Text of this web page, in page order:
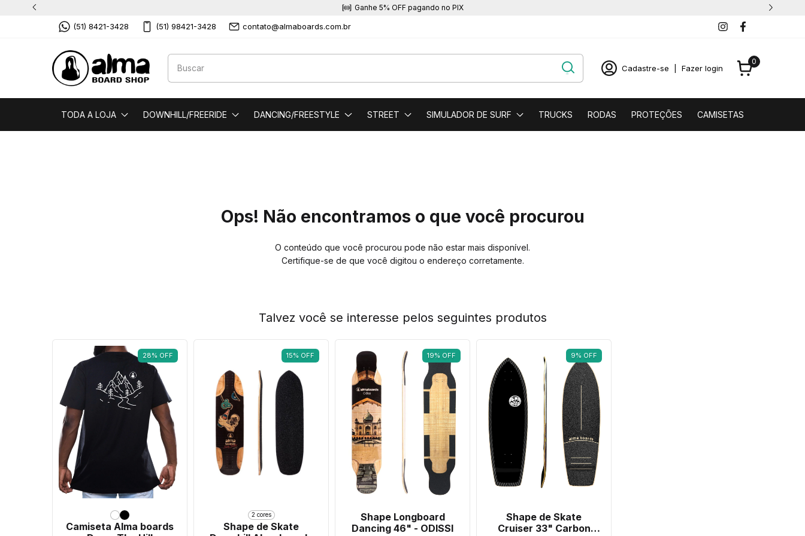
Ganhe 5% OFF pagando no PIX
(51) 8421-3428 (51) 98421-3428 contato@almaboards.com.br
Cadastre-se Fazer login
0
TODA A LOJA DOWNHILL/FREERIDE DANCING/FREESTYLE STREET SIMULADOR DE SURF TRUCKS RODAS PROTEÇÕES CAMISETAS
Ops! Não encontramos o que você procurou
O conteúdo que você procurou pode não estar mais disponível.
Certifique-se de que você digitou o endereço corretamente.
Talvez você se interesse pelos seguintes produtos
28% OFF
Camiseta Alma boards
15% OFF
2 cores
Shape de Skate
19% OFF
Shape Longboard
Dancing 46" - ODISSI
9% OFF
Shape de Skate
Cruiser 33" Carbon